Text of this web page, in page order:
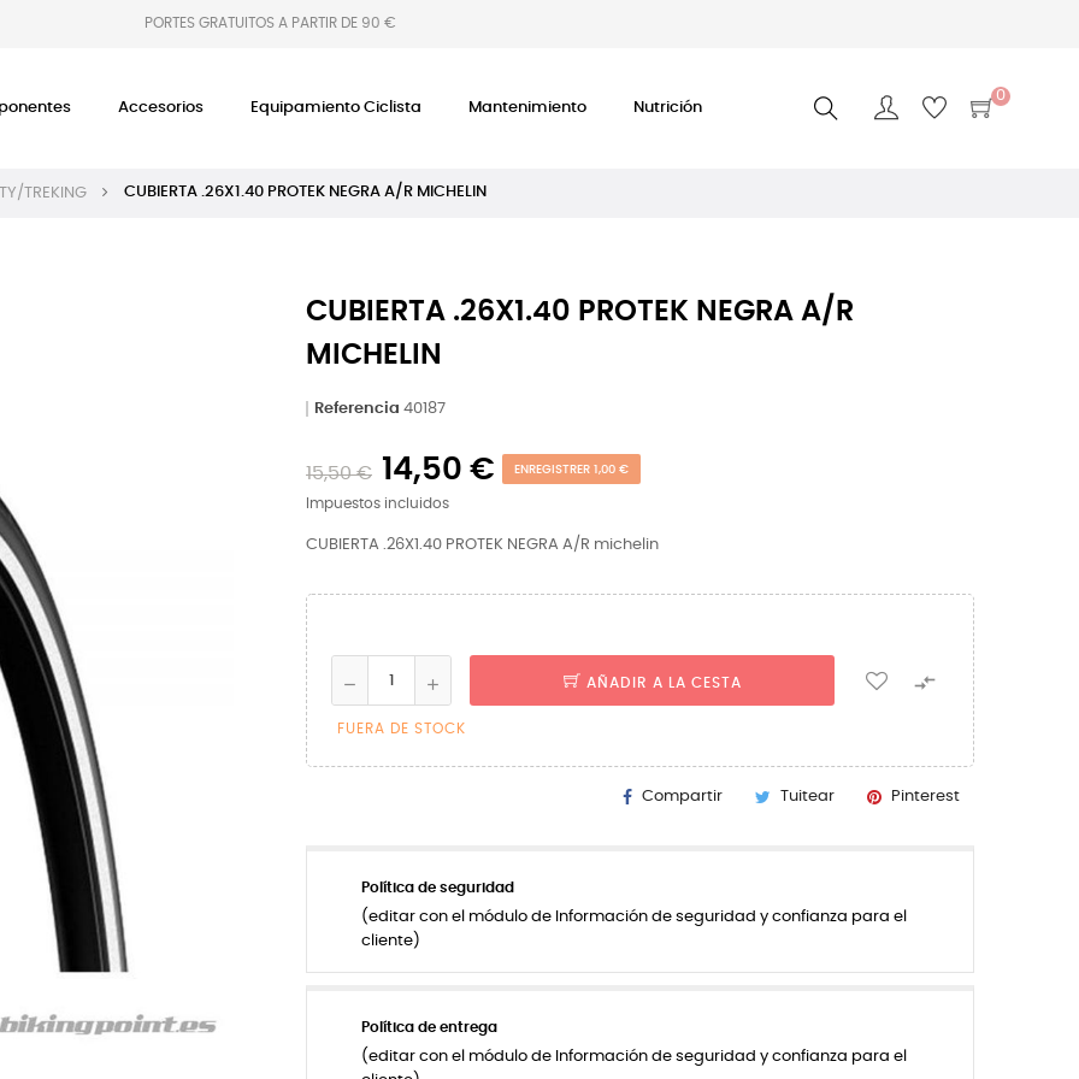
PORTES GRATUITOS A PARTIR DE 90 €
Accesorios Equipamiento Ciclista Mantenimiento Nutrición
0
TREKING CUBIERTA .26X1.40 PROTEK NEGRA A/R MICHELIN
CUBIERTA .26X1.40 PROTEK NEGRA A/R
MICHELIN
Referencia 40187
15,50 € 14,50 € ENREGISTRER 1,00 €
Impuestos incluidos
CUBIERTA .26X1.40 PROTEK NEGRA A/R michelin
AÑADIR A LA CESTA 
FUERA DE STOCK
Compartir Tuitear Pinterest
Política de seguridad
(editar con el módulo de Información de seguridad y confianza para el
cliente)
Política de entrega
(editar con el módulo de Información de seguridad y confianza para el